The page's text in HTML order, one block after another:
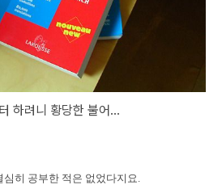
하려니 황당한 불어...
히 공부한 적은 없었다지요.